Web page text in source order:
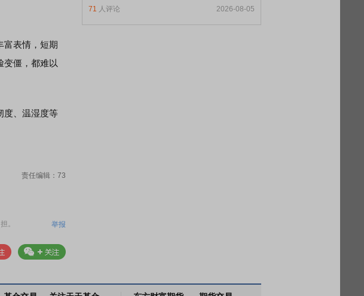
富表情，短期
变僵，都难以
、温湿度等
责任编辑：73
。 举报
71 人评论 2026-08-05